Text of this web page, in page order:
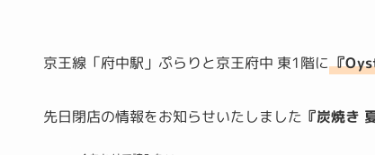
京王線「府中駅」ぷらりと京王府中 東1階に『
先日閉店の情報をお知らせいたしました 『炭焼き